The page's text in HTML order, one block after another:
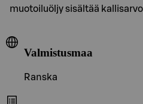
muotoiluöljy sisältää
Valmistusmaa
Ranska